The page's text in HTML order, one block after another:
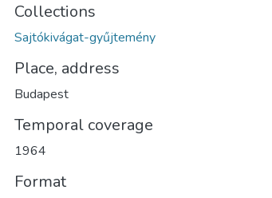
Collections
Sajtókivágat-gyűjtemény
Place, address
Budapest
Temporal coverage
1964
Format